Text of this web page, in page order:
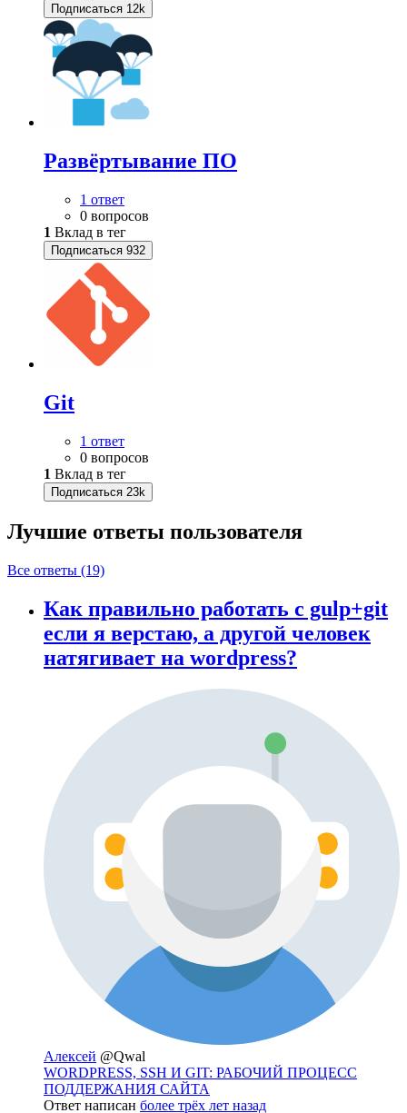
Подписаться 12k
Развёртывание ПО
1 ответ
0 вопросов
1 Вклад в тег
Подписаться 932
Git
1 ответ
0 вопросов
1 Вклад в тег
Подписаться 23k
Лучшие ответы пользователя
Все ответы (19)
Как правильно работать с gulp+git
если я верстаю, а другой человек
натягивает на wordpress?
Алексей @Qwal
WORDPRESS, SSH И GIT: РАБОЧИЙ ПРОЦЕСС
ПОДДЕРЖАНИЯ САЙТА
Ответ написан более трёх лет назад